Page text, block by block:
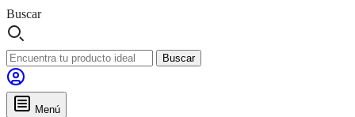
Buscar
Buscar
Menú